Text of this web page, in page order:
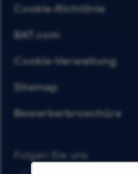
Cookie-Richtlinie
BAT.com
Cookie-Verwaltung
Sitemap
Bewerberbroschüre
Folgen Sie uns